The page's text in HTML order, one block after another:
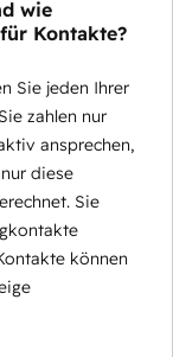
wie
Kontakte?
Sie jeden Ihrer
zahlen nur
ansprechen,
diese
Sie
können